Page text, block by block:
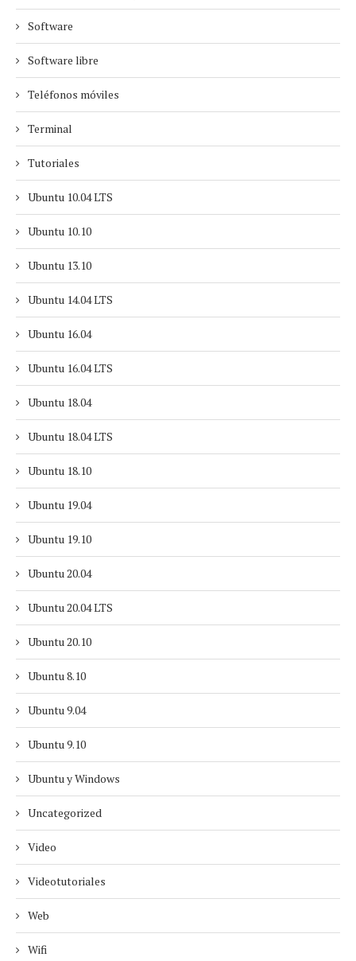
Software
Software libre
Teléfonos móviles
Terminal
Tutoriales
Ubuntu 10.04 LTS
Ubuntu 10.10
Ubuntu 13.10
Ubuntu 14.04 LTS
Ubuntu 16.04
Ubuntu 16.04 LTS
Ubuntu 18.04
Ubuntu 18.04 LTS
Ubuntu 18.10
Ubuntu 19.04
Ubuntu 19.10
Ubuntu 20.04
Ubuntu 20.04 LTS
Ubuntu 20.10
Ubuntu 8.10
Ubuntu 9.04
Ubuntu 9.10
Ubuntu y Windows
Uncategorized
Video
Videotutoriales
Web
Wifi